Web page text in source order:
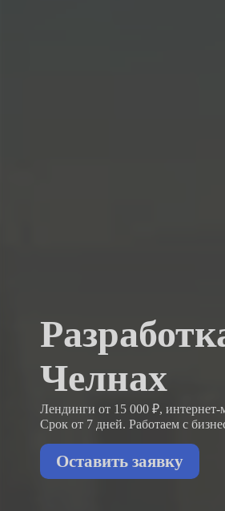
Челнах
Лендинги от 15 000 ₽, интернет-
Срок от 7 дней. Работаем с
Оставить заявку